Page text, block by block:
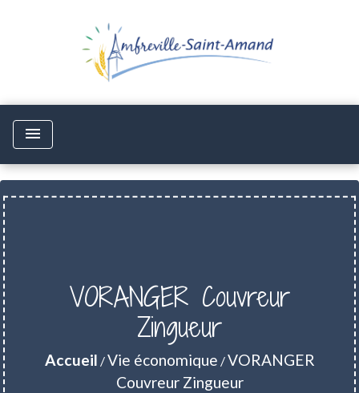
menu
VORANGER Couvreur
Zingueur
Accueil /Vie économique /VORANGER
Couvreur Zingueur